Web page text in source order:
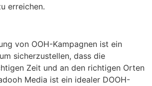
erreichen.
von OOH-Kampagnen ist ein
sicherzustellen, dass die
Zeit und an den richtigen Orten
Media ist ein idealer DOOH-